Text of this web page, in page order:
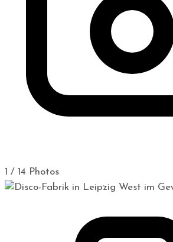
1 / 14 Photos